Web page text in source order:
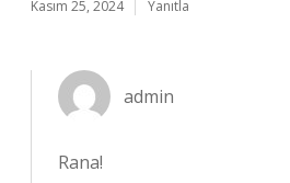
Kasım 25, 2024 Yanıtla
admin
Rana!